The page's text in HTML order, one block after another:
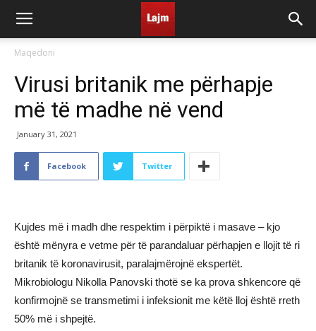
Maqedoni
Virusi britanik me përhapje
më të madhe në vend
January 31, 2021
Facebook Twitter
Kujdes më i madh dhe respektim i përpiktë i masave – kjo
është mënyra e vetme për të parandaluar përhapjen e llojit të ri
britanik të koronavirusit, paralajmërojnë ekspertët.
Mikrobiologu Nikolla Panovski thotë se ka prova shkencore që
konfirmojnë se transmetimi i infeksionit me këtë lloj është rreth
50% më i shpejtë.